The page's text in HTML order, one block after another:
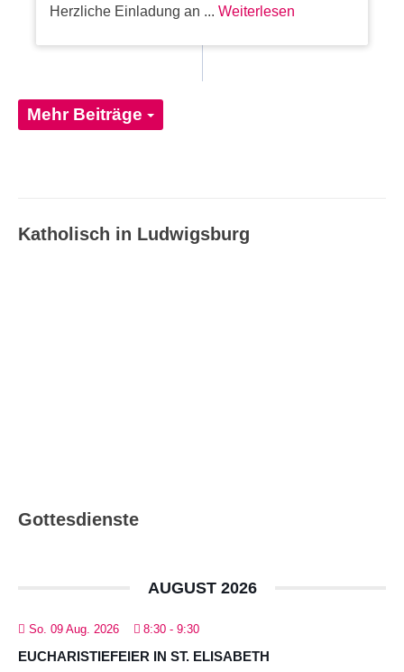
Herzliche Einladung an ...Weiterlesen
Mehr Beiträge
Katholisch in Ludwigsburg
Gottesdienste
AUGUST 2026
So. 09 Aug. 2026 8:30 - 9:30
EUCHARISTIEFEIER IN ST. ELISABETH